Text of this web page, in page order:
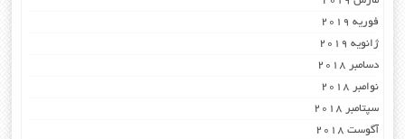
فوریه 2019
ژانویه 2019
دسامبر 2018
نوامبر 2018
سپتامبر 2018
آگوست 2018